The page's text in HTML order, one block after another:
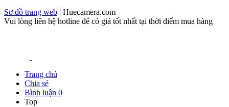
Sơ đồ trang web | Huecamera.com
Vui lòng liên hệ hotline để có giá tốt nhất tại thời điểm mua hàng
Trang chủ
Chia sẻ
Bình luận 0
Top